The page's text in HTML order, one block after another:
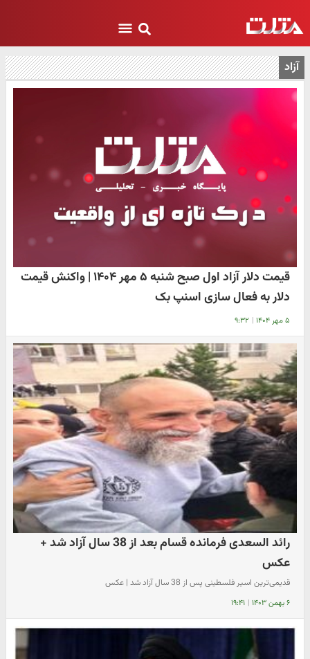
آزاد
قیمت دلار آزاد اول صبح شنبه ۵ مهر ۱۴۰۴ | واکنش قیمت
دلار به فعال سازی اسنپ بک
۵ مهر ۱۴۰۴ | ۹:۳۲
رائد السعدی فرمانده قسام بعد از 38 سال آزاد شد +
عکس
قدیمی‌ترین اسیر فلسطینی پس از 38 سال آزاد شد | عکس
۶ بهمن ۱۴۰۳ | ۱۹:۴۱